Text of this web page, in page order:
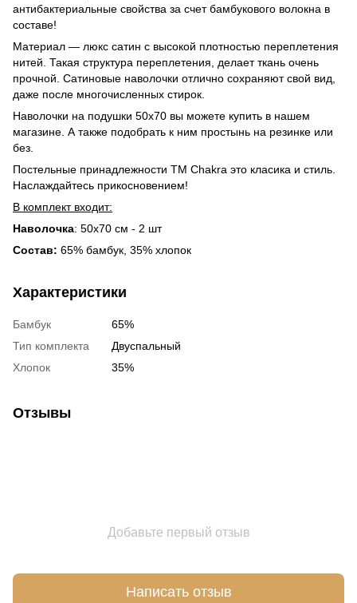
антибактериальные свойства за счет бамбукового волокна в
составе!
Материал — люкс сатин с высокой плотностью переплетения
нитей. Такая структура переплетения, делает ткань очень
прочной. Сатиновые наволочки отлично сохраняют свой вид,
даже после многочисленных стирок.
Наволочки на подушки 50х70 вы можете купить в нашем
магазине. А также подобрать к ним простынь на резинке или
без.
Постельные принадлежности ТМ Сhakra это класика и стиль.
Наслаждайтесь прикосновением!
В комплект входит:
Наволочка: 50х70 см - 2 шт
Состав: 65% бамбук, 35% хлопок
Характеристики
Бамбук
65%
Тип комплекта
Двуспальный
Хлопок
35%
Отзывы
Добавьте первый отзыв
Написать отзыв